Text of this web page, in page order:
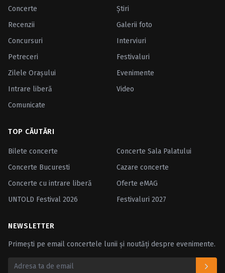
Concerte
Ştiri
Recenzii
Galerii foto
Concursuri
Interviuri
Petreceri
Festivaluri
Zilele Oraşului
Evenimente
Intrare liberă
Video
Comunicate
TOP CĂUTĂRI
Bilete concerte
Concerte Sala Palatului
Concerte Bucuresti
Cazare concerte
Concerte cu intrare liberă
Oferte eMAG
UNTOLD Festival 2026
Festivaluri 2027
NEWSLETTER
Primești pe email concertele lunii și noutăți despre evenimente.